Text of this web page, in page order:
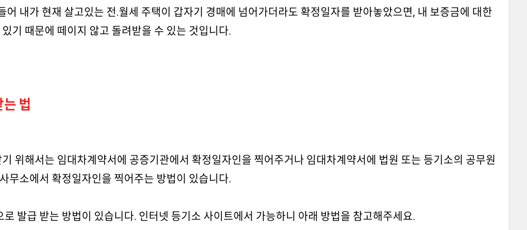
어 내가 현재 살고있는 전.월세 주택이 갑자기 경매에 넘어가더라도 확정일자를 받아놓았으면, 내 보증금에 대한
기 때문에 떼이지 않고 돌려받을 수 있는 것입니다.
법
위해서는 임대차계약서에 공증기관에서 확정일자인을 찍어주거나 임대차계약서에 법원 또는 등기소의 공무원
무소에서 확정일자인을 찍어주는 방법이 있습니다.
로 발급 받는 방법이 있습니다. 인터넷 등기소 사이트에서 가능하니 아래 방법을 참고해주세요.